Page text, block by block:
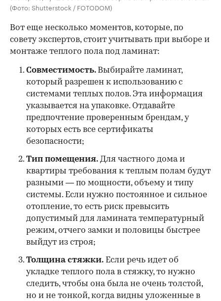
(Фото: Shutterstock / FOTODOM)
Вот еще несколько моментов, которые, по
совету экспертов, стоит учитывать при выборе и
монтаже теплого пола под ламинат:
Совместимость. Выбирайте ламинат,
который разрешен к использованию с
системами теплых полов. Эта информация
указывается на упаковке. Отдавайте
предпочтение проверенным брендам, у
которых есть все сертификаты
безопасности;
Тип помещения. Для частного дома и
квартиры требования к теплым полам будут
разными — по мощности, объему и типу
системы. Если нужно постоянное и сильное
отопление, то есть риск превысить
допустимый для ламината температурный
режим, отчего замки и половицы быстрее
выйдут из строя;
Толщина стяжки. Если речь идет об
укладке теплого пола в стяжку, то нужно
следить, чтобы она была не очень толстой,
но и не тонкой, когда видны уложенные в